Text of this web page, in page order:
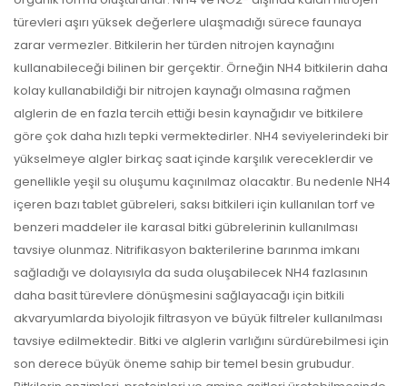
türevleri aşırı yüksek değerlere ulaşmadığı sürece faunaya
zarar vermezler. Bitkilerin her türden nitrojen kaynağını
kullanabileceği bilinen bir gerçektir. Örneğin NH4 bitkilerin daha
kolay kullanabildiği bir nitrojen kaynağı olmasına rağmen
alglerin de en fazla tercih ettiği besin kaynağıdır ve bitkilere
göre çok daha hızlı tepki vermektedirler. NH4 seviyelerindeki bir
yükselmeye algler birkaç saat içinde karşılık vereceklerdir ve
genellikle yeşil su oluşumu kaçınılmaz olacaktır. Bu nedenle NH4
içeren bazı tablet gübreleri, saksı bitkileri için kullanılan torf ve
benzeri maddeler ile karasal bitki gübrelerinin kullanılması
tavsiye olunmaz. Nitrifikasyon bakterilerine barınma imkanı
sağladığı ve dolayısıyla da suda oluşabilecek NH4 fazlasının
daha basit türevlere dönüşmesini sağlayacağı için bitkili
akvaryumlarda biyolojik filtrasyon ve büyük filtreler kullanılması
tavsiye edilmektedir. Bitki ve alglerin varlığını sürdürebilmesi için
son derece büyük öneme sahip bir temel besin grubudur.